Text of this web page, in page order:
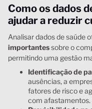
Como os dados
ajudar a reduzir
Analisar dados de saúde
importantessobre o
permitindo uma gestão
Identificação de
ausências, a
fatores de risco e
com afastamentos.